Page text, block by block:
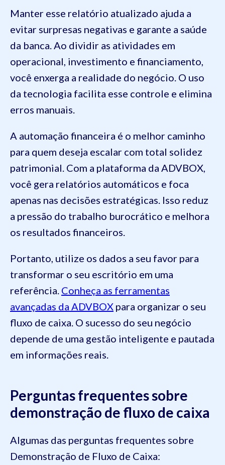
Manter esse relatório atualizado ajuda a
evitar surpresas negativas e garante a saúde
da banca. Ao dividir as atividades em
operacional, investimento e financiamento,
você enxerga a realidade do negócio. O uso
da tecnologia facilita esse controle e elimina
erros manuais.
A automação financeira é o melhor caminho
para quem deseja escalar com total solidez
patrimonial. Com a plataforma da ADVBOX,
você gera relatórios automáticos e foca
apenas nas decisões estratégicas. Isso reduz
a pressão do trabalho burocrático e melhora
os resultados financeiros.
Portanto, utilize os dados a seu favor para
transformar o seu escritório em uma
referência. Conheça as ferramentas
avançadas da ADVBOX para organizar o seu
fluxo de caixa. O sucesso do seu negócio
depende de uma gestão inteligente e pautada
em informações reais.
Perguntas frequentes sobre
demonstração de fluxo de caixa
Algumas das perguntas frequentes sobre
Demonstração de Fluxo de Caixa: